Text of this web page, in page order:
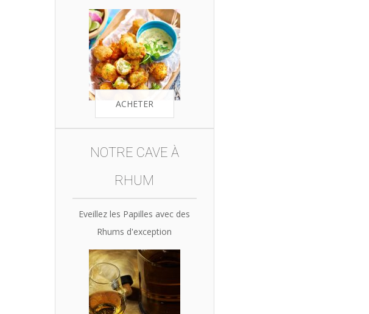
ACHETER
NOTRE CAVE À
RHUM
Eveillez les Papilles avec des
Rhums d'exception